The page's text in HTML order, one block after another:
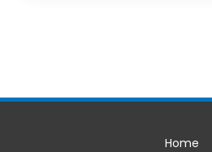
Home